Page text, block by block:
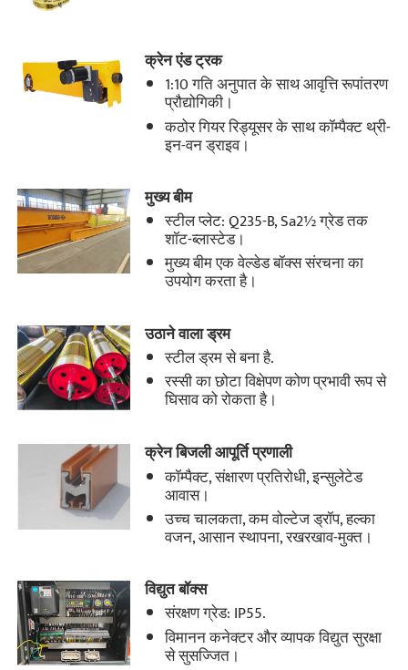
क्रेन एंड ट्रक
1:10 गति अनुपात के साथ आवृत्ति रूपांतरण
प्रौद्योगिकी।
कठोर गियर रिड्यूसर के साथ कॉम्पैक्ट थ्री-
इन-वन ड्राइव।
मुख्य बीम
स्टील प्लेट: Q235-B, Sa2½ ग्रेड तक
शॉट-ब्लास्टेड।
मुख्य बीम एक वेल्डेड बॉक्स संरचना का
उपयोग करता है।
उठाने वाला ड्रम
स्टील ड्रम से बना है.
रस्सी का छोटा विक्षेपण कोण प्रभावी रूप से
घिसाव को रोकता है।
क्रेन बिजली आपूर्ति प्रणाली
कॉम्पैक्ट, संक्षारण प्रतिरोधी, इन्सुलेटेड
आवास।
उच्च चालकता, कम वोल्टेज ड्रॉप, हल्का
वजन, आसान स्थापना, रखरखाव-मुक्त।
विद्युत बॉक्स
संरक्षण ग्रेड: IP55.
विमानन कनेक्टर और व्यापक विद्युत सुरक्षा
से सुसज्जित।